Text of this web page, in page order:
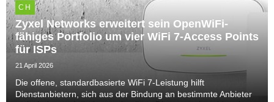
CH
Zyxel Networks erweitert sein OpenWiFi-
fähiges Portfolio um vier WiFi 7-Access Points
für ISPs
21 April 2026
Die offene, standardbasierte WiFi 7-Leistung hilft
Dienstanbietern, sich aus der Bindung an bestimmte Anbieter